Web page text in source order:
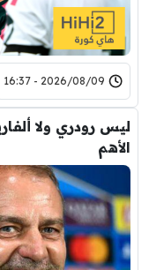
2026/08/09 - 16:37
ليس رودري ولا
الأهم